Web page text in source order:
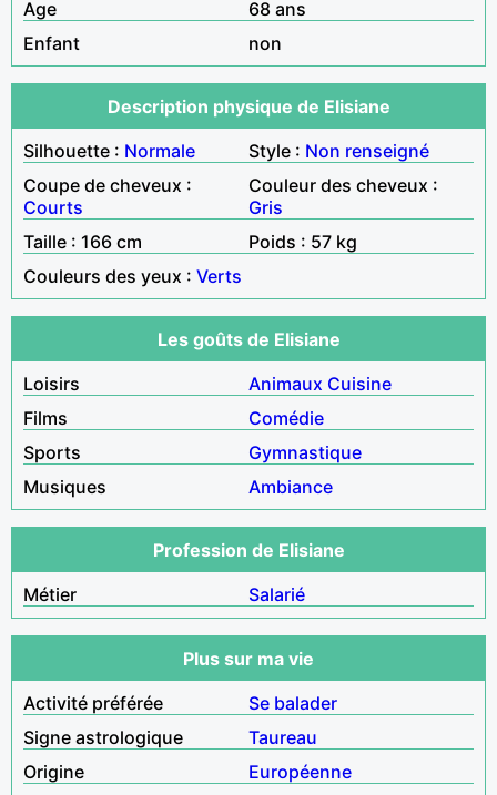
Age
68 ans
Enfant
non
Description physique de Elisiane
Silhouette : Normale Style : Non renseigné
Coupe de cheveux :
Courts
Couleur des cheveux :
Gris
Taille : 166 cm
Poids : 57 kg
Couleurs des yeux : Verts
Les goûts de Elisiane
Loisirs
Animaux Cuisine
Films
Comédie
Sports
Gymnastique
Musiques
Ambiance
Profession de Elisiane
Métier
Salarié
Plus sur ma vie
Activité préférée
Se balader
Signe astrologique
Taureau
Origine
Européenne